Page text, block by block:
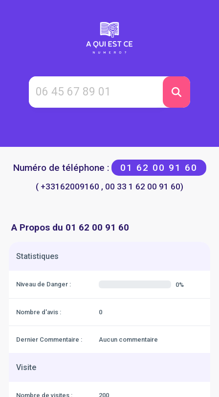
Numéro de téléphone : 01 62 00 91 60
( +33162009160 , 00 33 1 62 00 91 60)
A Propos du 01 62 00 91 60
Statistiques
Niveau de Danger : 0%
Nombre d'avis : 0
Dernier Commentaire : Aucun commentaire
Visite
Nombre de visites : 200